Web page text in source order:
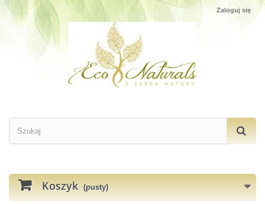
Zaloguj się
Koszyk (pusty)